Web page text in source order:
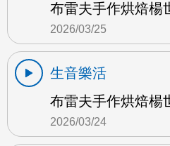
布雷夫手作烘焙楊
2026/03/25
生音樂活
布雷夫手作烘焙楊
2026/03/24